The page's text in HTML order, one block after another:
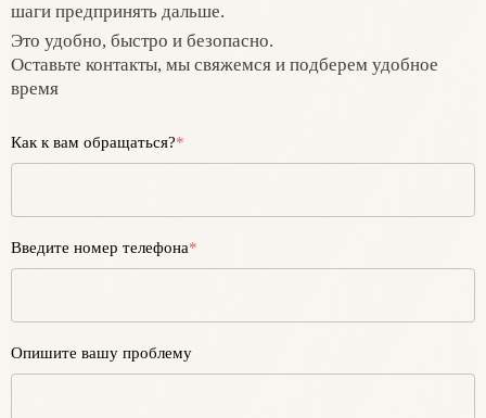
шаги предпринять дальше.
Это удобно, быстро и безопасно.
Оставьте контакты, мы свяжемся и подберем удобное
время
Как к вам обращаться?*
Введите номер телефона*
Опишите вашу проблему